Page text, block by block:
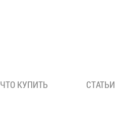
ЧТО КУПИТЬ СТАТЬИ